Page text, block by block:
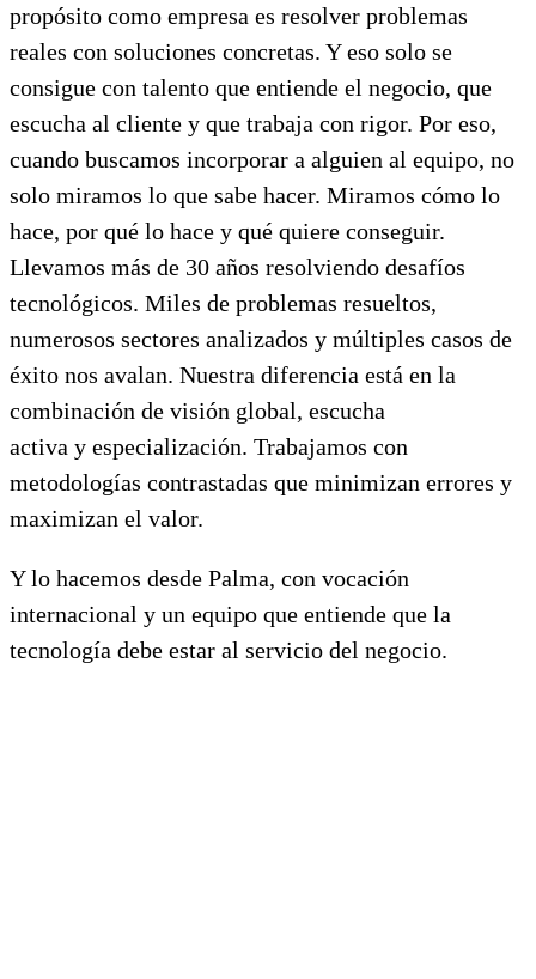
propósito como empresa es resolver problemas
reales con soluciones concretas. Y eso solo se
consigue con talento que entiende el negocio, que
escucha al cliente y que trabaja con rigor. Por eso,
cuando buscamos incorporar a alguien al equipo, no
solo miramos lo que sabe hacer. Miramos cómo lo
hace, por qué lo hace y qué quiere conseguir.
Llevamos más de 30 años resolviendo desafíos
tecnológicos. Miles de problemas resueltos,
numerosos sectores analizados y múltiples casos de
éxito nos avalan. Nuestra diferencia está en la
combinación de visión global, escucha
activa y especialización. Trabajamos con
metodologías contrastadas que minimizan errores y
maximizan el valor.
Y lo hacemos desde Palma, con vocación
internacional y un equipo que entiende que la
tecnología debe estar al servicio del negocio.